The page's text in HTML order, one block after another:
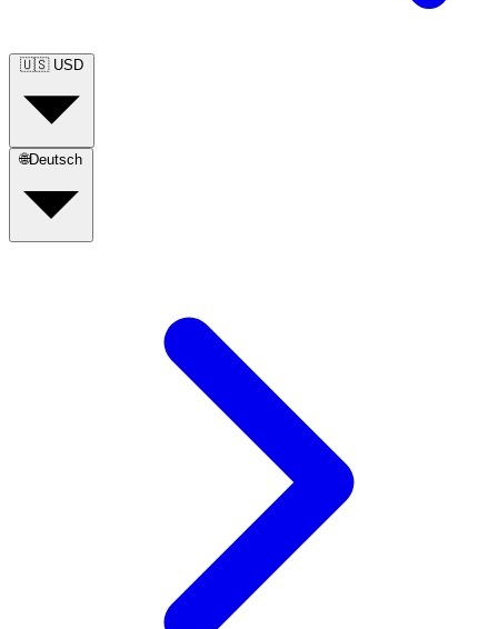
🇺🇸 USD
🌐Deutsch